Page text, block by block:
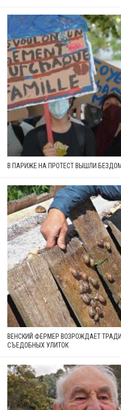
В ПАРИЖЕ НА ПРОТЕСТ ВЫШЛИ
ВЕНСКИЙ ФЕРМЕР ВОЗРОЖДАЕТ
СЪЕДОБНЫХ УЛИТОК